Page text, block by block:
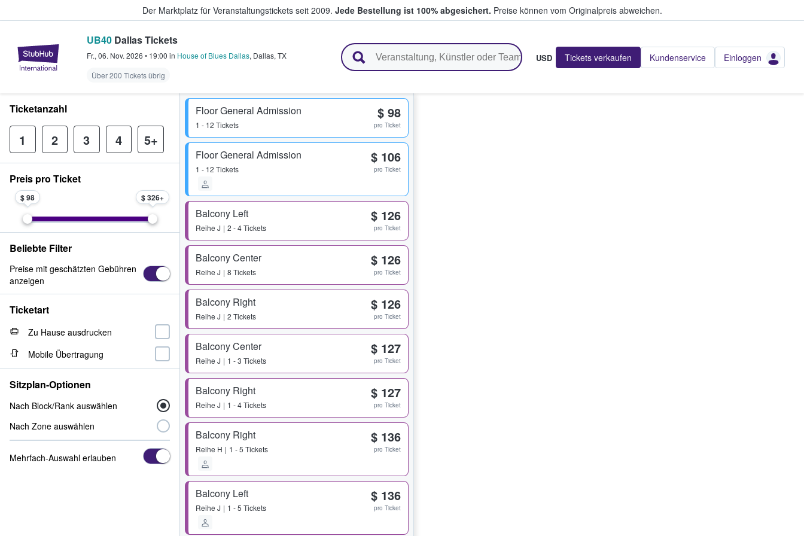
Der Marktplatz für Veranstaltungstickets seit 2009. Jede Bestellung ist 100% abgesichert. Preise können vom Originalpreis abweichen.
StubHub - Wo Fans Tickets kaufen & verkaufen
UB40 Dallas Tickets
Fr., 06. Nov. 2026 • 19:00 in House of Blues Dallas, Dallas, TX
Über 200 Tickets übrig
USD Tickets verkaufen Kundenservice Einloggen
Floor General Admission
1 - 12 Tickets
$ 98
pro Ticket
Floor General Admission
1 - 12 Tickets
$ 106
pro Ticket
Balcony Left
Reihe J 2 - 4 Tickets
$ 126
pro Ticket
Balcony Center
Reihe J 8 Tickets
$ 126
pro Ticket
Balcony Right
Reihe J 2 Tickets
$ 126
pro Ticket
Balcony Center
Reihe J 1 - 3 Tickets
$ 127
pro Ticket
Balcony Right
Reihe J 1 - 4 Tickets
$ 127
pro Ticket
Balcony Right
Reihe H 1 - 5 Tickets
$ 136
pro Ticket
Balcony Left
Reihe J 1 - 5 Tickets
$ 136
pro Ticket
Ticketanzahl
1 2 3 4 5+
Preis pro Ticket
$ 98 $ 326
Beliebte Filter
Preise mit geschätzten Gebühren
anzeigen
Ticketart
Zu Hause ausdrucken
Mobile Übertragung
Sitzplan-Optionen
Nach Block/Rank auswählen
Nach Zone auswählen
Mehrfach-Auswahl erlauben